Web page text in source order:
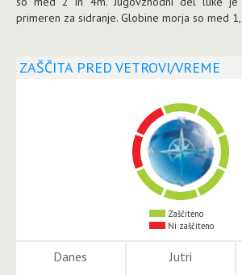
primeren za sidranje. Globine morja so med
ZAŠČITA PRED VETROVI/VREME
Zaščiteno
Ni zaščiteno
Danes Jutri